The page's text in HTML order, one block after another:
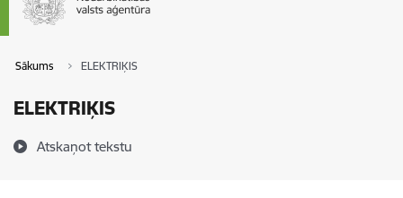
Sākums ELEKTRIĶIS
ELEKTRIĶIS
Atskaņot tekstu